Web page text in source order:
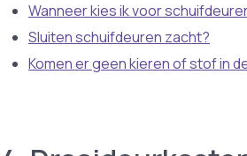
Wanneer kies ik voor
Sluiten schuifdeuren zacht?
Komen er geen kieren of stof in